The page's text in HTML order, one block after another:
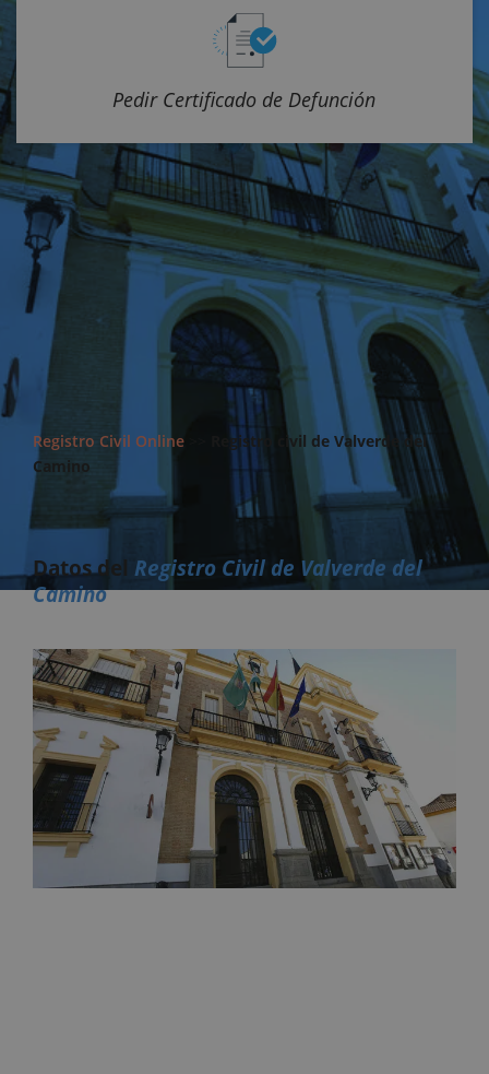
Pedir Certificado de Defunción
Registro Civil Online
Registro civil de Valverde del
Camino
Datos del Registro Civil de Valverde del
Camino